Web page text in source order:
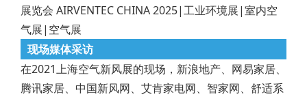
现场媒体采访
在2021上海空气新风展的现场，新浪地产、网易家居、
腾讯家居、中国新风网、艾肯家电网、智家网、舒适系